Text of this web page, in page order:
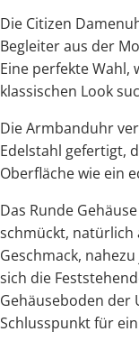
Die Citizen
Begleiter aus der
Eine perfekte Wahl,
klassischen Look
Die Armbanduhr
Edelstahl gefertigt,
Oberfläche wie ein
Das Runde
schmückt, natürlich
Geschmack,
sich die Feststehend
Gehäuseboden der
Schlusspunkt für